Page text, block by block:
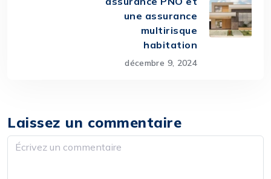
une assurance
multirisque
habitation
décembre 9, 2024
Laissez un commentaire